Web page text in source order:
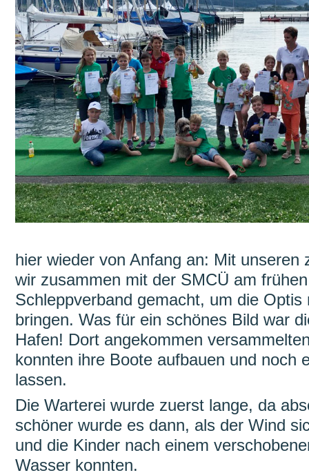
hier wieder von Anfang an: Mit unseren
wir zusammen mit der SMCÜ am
Schleppverband gemacht, um die
bringen. Was für ein schönes Bild war
Hafen! Dort angekommen
konnten ihre Boote aufbauen und noch
lassen.
Die Warterei wurde zuerst lange, da
schöner wurde es dann, als der Wind
und die Kinder nach einem
Wasser konnten.